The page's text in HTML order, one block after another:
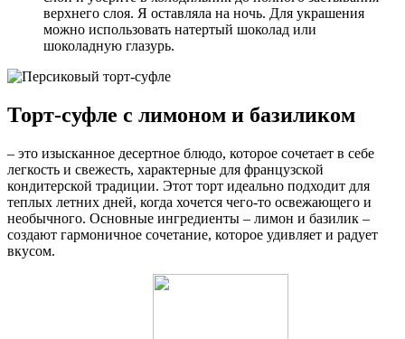
верхнего слоя. Я оставляла на ночь. Для украшения
можно использовать натертый шоколад или
шоколадную глазурь.
Торт-суфле с лимоном и базиликом
– это изысканное десертное блюдо, которое сочетает в себе
легкость и свежесть, характерные для французской
кондитерской традиции. Этот торт идеально подходит для
теплых летних дней, когда хочется чего-то освежающего и
необычного. Основные ингредиенты – лимон и базилик –
создают гармоничное сочетание, которое удивляет и радует
вкусом.